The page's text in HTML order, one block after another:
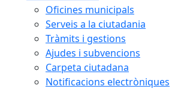
Oficines municipals
Serveis a la ciutadania
Tràmits i gestions
Ajudes i subvencions
Carpeta ciutadana
Notificacions electròniques